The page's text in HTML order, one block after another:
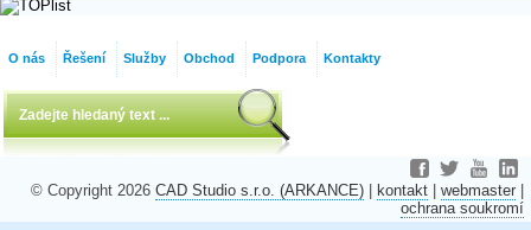
O nás Řešení Služby Obchod Podpora Kontakty
© Copyright 2026 CAD Studio s.r.o. (ARKANCE) kontakt webmaster
ochrana soukromí